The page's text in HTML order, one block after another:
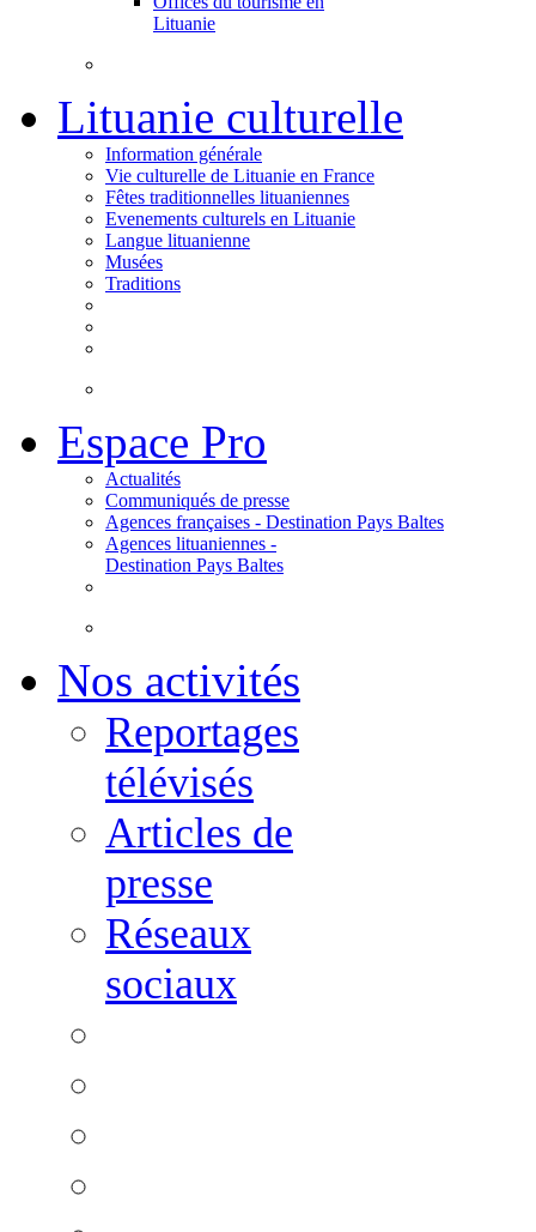
Lituanie
Lituanie culturelle
Information générale
Vie culturelle de Lituanie en France
Fêtes traditionnelles lituaniennes
Evenements culturels en Lituanie
Langue lituanienne
Musées
Traditions
Espace Pro
Actualités
Communiqués de presse
Agences françaises - Destination Pays Baltes
Agences lituaniennes -
Destination Pays Baltes
Nos activités
Reportages
télévisés
Articles de
presse
Réseaux
sociaux